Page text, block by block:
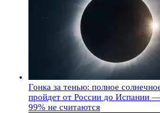
Гонка за тенью: полное
пройдет от России до Испании
99% не считаются